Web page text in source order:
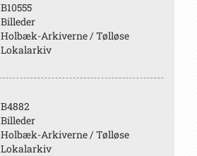
B10555
Billeder
Holbæk-Arkiverne / Tølløse
Lokalarkiv
B4882
Billeder
Holbæk-Arkiverne / Tølløse
Lokalarkiv